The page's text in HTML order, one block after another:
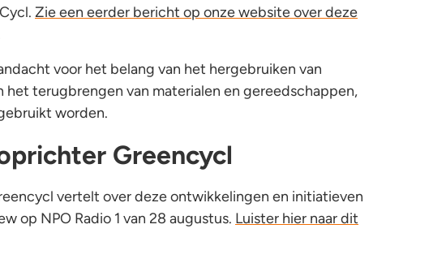
Zie een eerder bericht op onze website over deze
voor het belang van het hergebruiken van
het terugbrengen van materialen en gereedschappen,
worden.
Greencycl
vertelt over deze ontwikkelingen en initiatieven
op NPO Radio 1 van 28 augustus. Luister hier naar dit